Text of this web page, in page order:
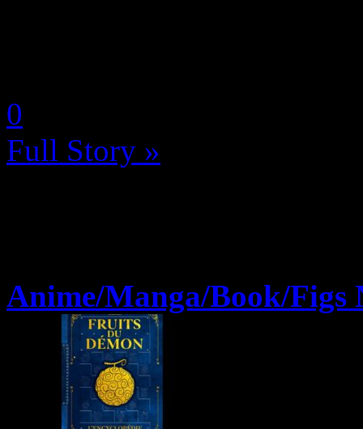
0
Full Story »
Anime/Manga/Book/Figs